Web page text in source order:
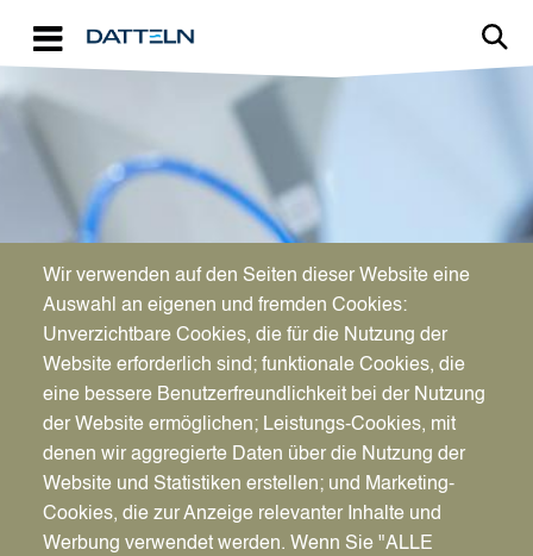
WIRTSCHAFTSFÖRDERUNG
Aktuelles für Unternehmen
Wir verwenden auf den Seiten dieser Website eine
Auswahl an eigenen und fremden Cookies:
Unverzichtbare Cookies, die für die Nutzung der
Website erforderlich sind; funktionale Cookies, die
eine bessere Benutzerfreundlichkeit bei der Nutzung
der Website ermöglichen; Leistungs-Cookies, mit
denen wir aggregierte Daten über die Nutzung der
Website und Statistiken erstellen; und Marketing-
Cookies, die zur Anzeige relevanter Inhalte und
Werbung verwendet werden. Wenn Sie "ALLE